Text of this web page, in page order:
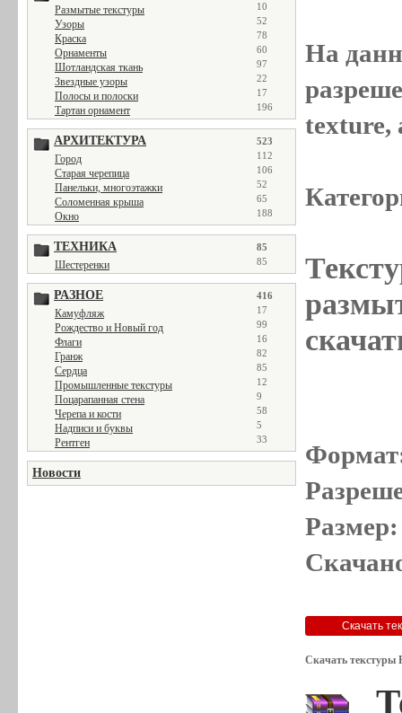
Размытые текстуры 10
Узоры 52
Краска 78
Орнаменты 60
Шотландская ткань 97
Звездные узоры 22
Полосы и полоски 17
Тартан орнамент 196
АРХИТЕКТУРА 523
Город 112
Старая черепица 106
Панельки, многоэтажки 52
Соломенная крыша 65
Окно 188
ТЕХНИКА 85
Шестеренки 85
РАЗНОЕ 416
Камуфляж 17
Рождество и Новый год 99
Флаги 16
Гранж 82
Сердца 85
Промышленные текстуры 12
Поцарапанная стена 9
Черепа и кости 58
Надписи и буквы 5
Рентген 33
Новости
На
texture,
Скачать текстуры